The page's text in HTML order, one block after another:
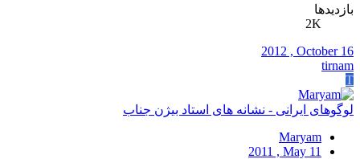
بازدیدها
2K
2012 , October 16
tirnam
T
لوگوهای ایرانی - نشانه های استاد بیژن جناب
Maryam
2011 , May 11